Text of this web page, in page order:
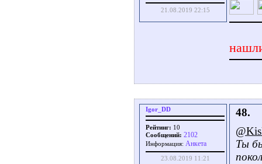
21.08.2019 22:15
Igor_DD
Рейтинг: 10
Сообщений: 2102
Информация: Aнкета
23.08.2019 11:21
48.
Ты